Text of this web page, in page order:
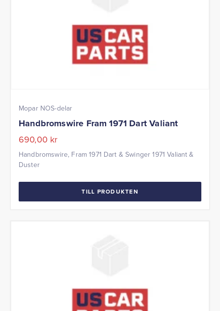
Mopar NOS-delar
Handbromswire Fram 1971 Dart Valiant
690,00 kr
Handbromswire, Fram 1971 Dart & Swinger 1971 Valiant &
Duster
TILL PRODUKTEN